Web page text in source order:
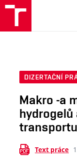
DIZERTAČNÍ
Makro -a
hydrogelů
Text práce